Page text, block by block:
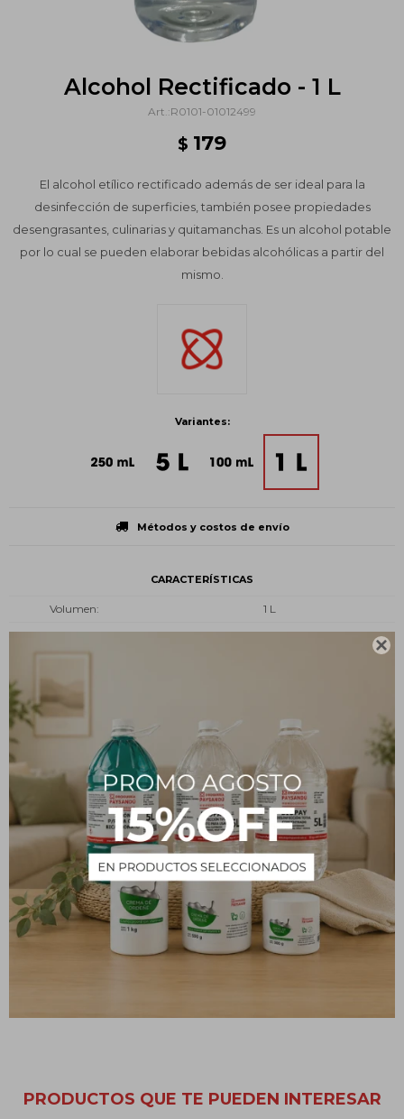

Alcohol Rectificado - 1 L
R0101-01012499
$ 179
El alcohol etílico rectificado además de ser ideal para la
desinfección de superficies, también posee propiedades
desengrasantes, culinarias y quitamanchas. Es un alcohol potable
por lo cual se pueden elaborar bebidas alcohólicas a partir del
mismo.
Variantes:
Métodos y costos de envío
CARACTERÍSTICAS
Volumen
1 L
Presentación
Botella plástica
Estado
Descripción
Usos y beneficios
En el ámbito doméstico posee una acción desengrasante sobre
vidrios y azulejos que se encuentren en mal estado. A su vez es un
PRODUCTOS QUE TE PUEDEN INTERESAR